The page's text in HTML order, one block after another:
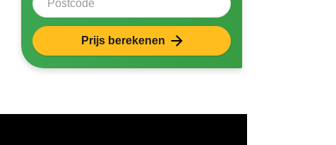
Prijs berekenen